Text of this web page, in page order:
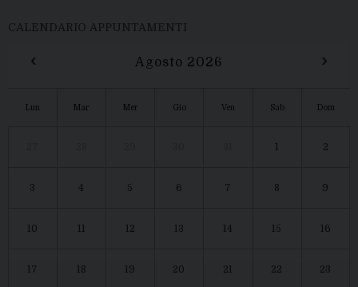
CALENDARIO APPUNTAMENTI
‹ Agosto 2026 ›
Lun Mar Mer Gio Ven Sab Dom
1 2
3 4 5 6 7 8 9
10 11 12 13 14 15 16
17 18 19 20 21 22 23